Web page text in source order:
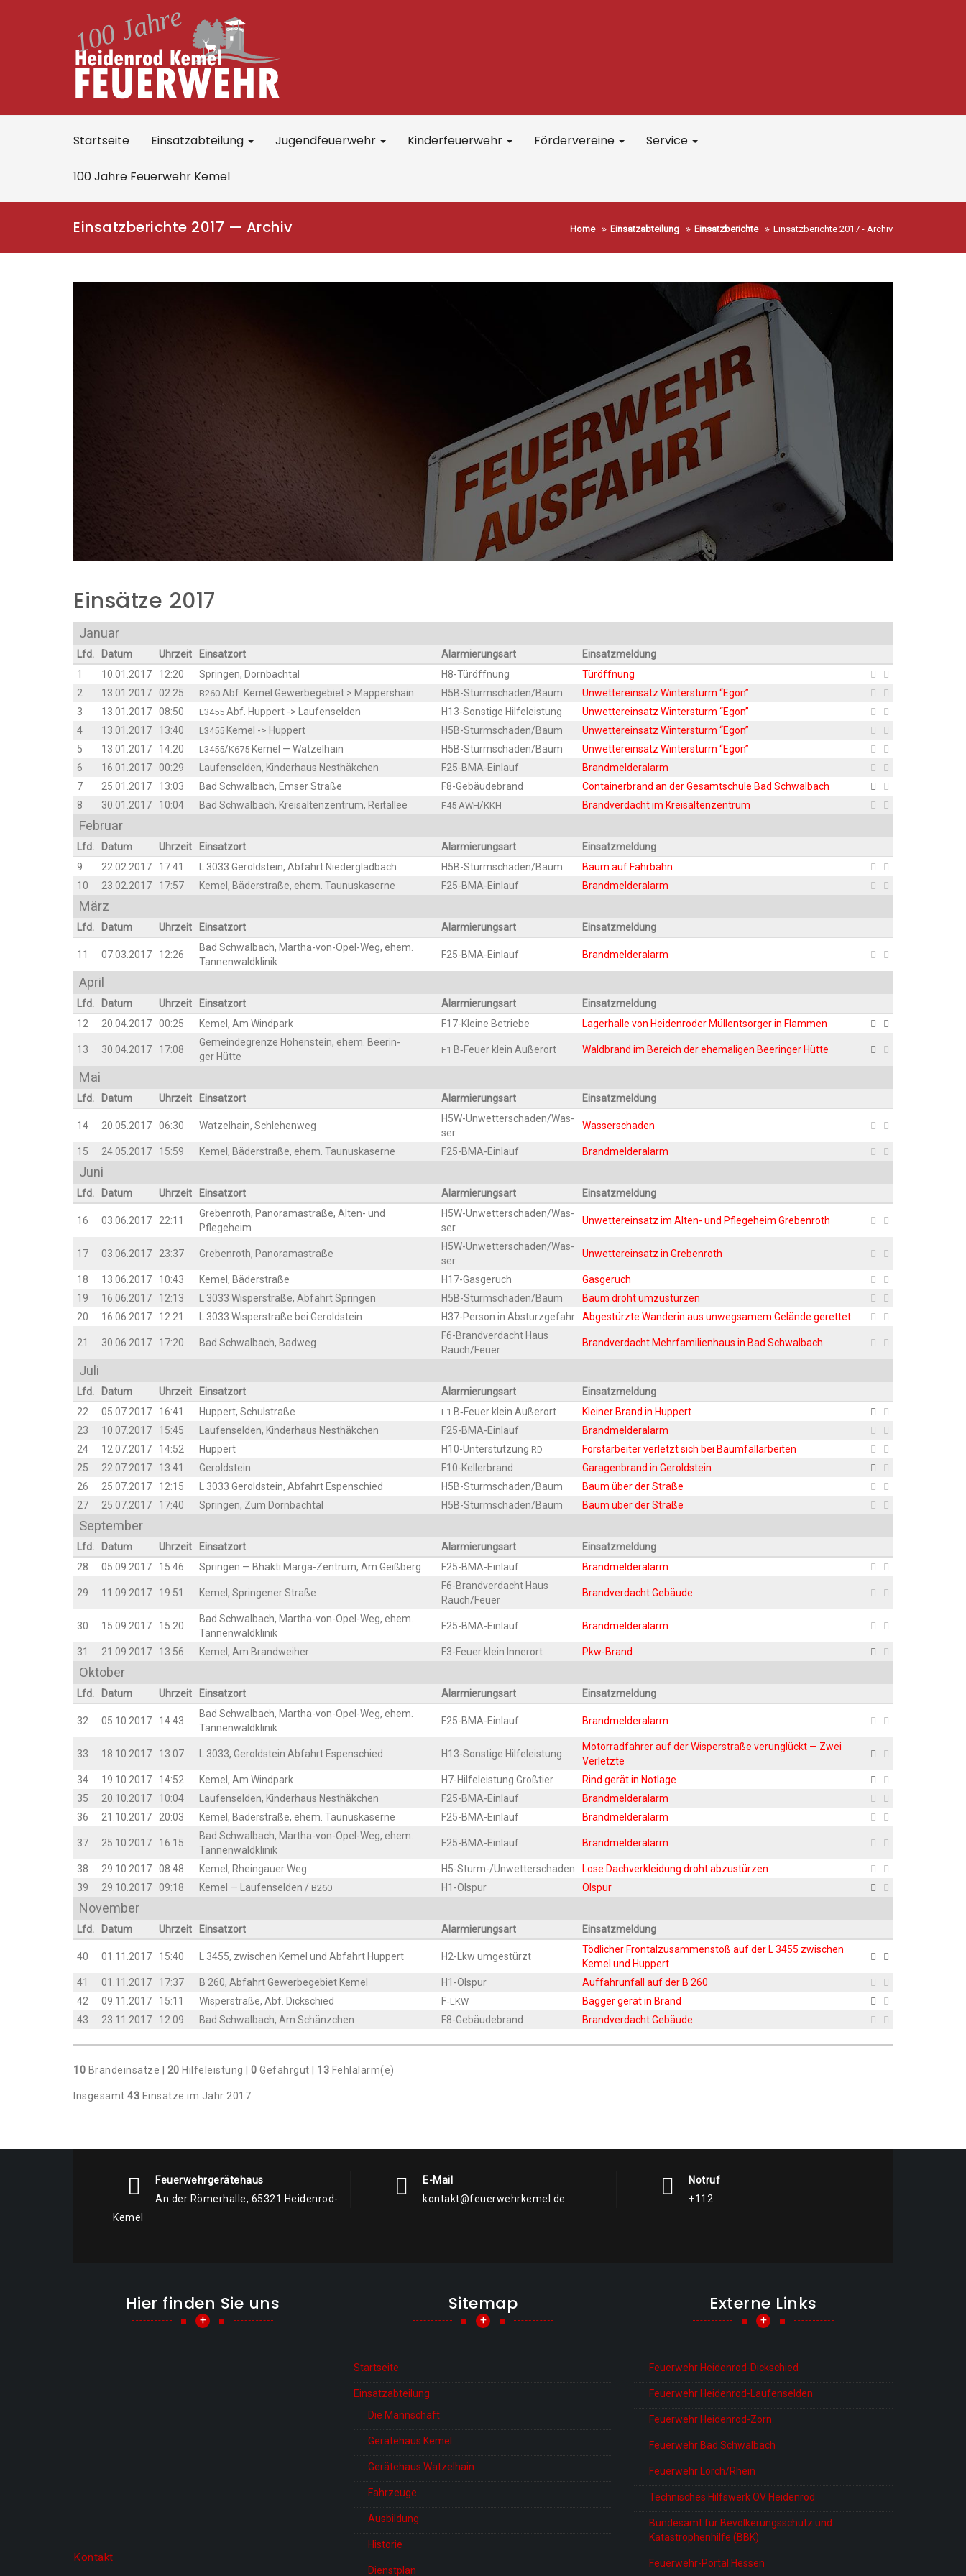
Startseite Einsatzabteilung Jugendfeuerwehr Kinderfeuerwehr Fördervereine Service
100 Jahre Feuerwehr Kemel
Einsatzberichte 2017 — Archiv Home Einsatzabteilung Einsatzberichte Einsatzberichte 2017 - Archiv
Einsätze 2017
Janu­ar
Lfd. Datum Uhr­zeit Ein­satz­ort Alar­mie­rungs­art
Ein­satz­mel­dung
1
10.01.2017 12:20 Sprin­gen, Dornbachtal H8-Tür­öff­nung
Tür­öff­nung
2
13.01.2017 02:25 B260 Abf. Kemel Gewer­be­ge­biet > Mappershain H5B-Sturm­scha­den/­Baum
Unwet­ter­ein­satz Win­ter­sturm “Egon”
3
13.01.2017 08:50 L3455 Abf. Hup­pert -> Laufenselden H13-Sons­ti­ge Hilfeleistung
Unwet­ter­ein­satz Win­ter­sturm “Egon”
4
13.01.2017 13:40 L3455 Kemel -> Huppert H5B-Sturm­scha­den/­Baum
Unwet­ter­ein­satz Win­ter­sturm “Egon”
5
13.01.2017 14:20 L3455/K675 Kemel — Watzelhain H5B-Sturm­scha­den/­Baum
Unwet­ter­ein­satz Win­ter­sturm “Egon”
6
16.01.2017 00:29 Lau­fen­sel­den, Kin­der­haus Nesthäkchen F25-BMA-Ein­lauf
Brand­mel­deralarm
7
25.01.2017 13:03 Bad Schwal­bach, Emser Straße F8-Gebäu­de­brand
Con­tai­ner­brand an der Gesamt­schu­le Bad Schwalbach
8
30.01.2017 10:04 Bad Schwal­bach, Kreis­al­ten­zen­trum, Reitallee F45-AWH/KKH Brand­ver­dacht im Kreisaltenzentrum
Febru­ar
Lfd. Datum Uhr­zeit Ein­satz­ort Alar­mie­rungs­art
Ein­satz­mel­dung
9
22.02.2017 17:41 L 3033 Gerold­stein, Abfahrt Niedergladbach H5B-Sturm­scha­den/­Baum
Baum auf Fahrbahn
10
23.02.2017 17:57 Kemel, Bäder­stra­ße, ehem. Taunuskaserne F25-BMA-Ein­lauf Brand­mel­deralarm
März
Lfd. Datum Uhr­zeit Ein­satz­ort Alar­mie­rungs­art Ein­satz­mel­dung
11 07.03.2017 12:26
Bad Schwal­bach, Mar­tha-von-Opel-Weg, ehem.
Tannenwaldklinik
F25-BMA-Ein­lauf Brand­mel­deralarm
April
Lfd. Datum Uhr­zeit Ein­satz­ort Alar­mie­rungs­art
Ein­satz­mel­dung
12
20.04.2017 00:25 Kemel, Am Windpark F17-Klei­ne Betriebe Lager­hal­le von Hei­den­ro­der Müll­ent­sor­ger in Flammen
13 30.04.2017 17:08
Gemein­de­gren­ze Hohen­stein, ehem. Beer­in­
ger Hütte
F1 B‑Feuer klein Außerort Wald­brand im Bereich der ehe­ma­li­gen Beer­in­ger Hütte
Mai
Lfd. Datum Uhr­zeit Ein­satz­ort Alar­mie­rungs­art Ein­satz­mel­dung
14 20.05.2017 06:30 Wat­zel­hain, Schlehenweg
H5W-Unwet­ter­scha­den/­Was­
ser
Was­ser­scha­den
15 24.05.2017 15:59 Kemel, Bäder­stra­ße, ehem. Taunuskaserne F25-BMA-Ein­lauf Brand­mel­deralarm
Juni
Lfd. Datum Uhr­zeit Ein­satz­ort Alar­mie­rungs­art Ein­satz­mel­dung
16 03.06.2017 22:11
Gre­ben­roth, Pan­ora­ma­stra­ße, Alten- und
Pflegeheim
H5W-Unwet­ter­scha­den/­Was­
ser
Unwet­ter­ein­satz im Alten- und Pfle­ge­heim Grebenroth
17 03.06.2017 23:37 Gre­ben­roth, Panoramastraße
H5W-Unwet­ter­scha­den/­Was­
ser
Unwet­ter­ein­satz in Grebenroth
18 13.06.2017 10:43 Kemel, Bäder­stra­ße H17-Gas­ge­ruch
Gas­ge­ruch
19
16.06.2017 12:13 L 3033 Wis­per­stra­ße, Abfahrt Springen H5B-Sturm­scha­den/­Baum
Baum droht umzustürzen
20
16.06.2017 12:21 L 3033 Wis­per­stra­ße bei Geroldstein H37-Per­son in Absturzgefahr Abge­stürz­te Wan­de­rin aus unweg­sa­mem Gelän­de gerettet
21 30.06.2017 17:20 Bad Schwal­bach, Badweg
F6-Brand­ver­dacht Haus
Rauch/Feuer
Brand­ver­dacht Mehr­fa­mi­li­en­haus in Bad Schwalbach
Juli
Lfd. Datum Uhr­zeit Ein­satz­ort Alar­mie­rungs­art
Ein­satz­mel­dung
22
05.07.2017 16:41 Hup­pert, Schulstraße F1 B‑Feuer klein Außerort
Klei­ner Brand in Huppert
23
10.07.2017 15:45 Lau­fen­sel­den, Kin­der­haus Nesthäkchen F25-BMA-Ein­lauf
Brand­mel­deralarm
24
12.07.2017 14:52 Hup­pert H10-Unter­stüt­zung RD
Forst­ar­bei­ter ver­letzt sich bei Baumfällarbeiten
25
22.07.2017 13:41 Gerold­stein F10-Kel­ler­brand
Gara­gen­brand in Geroldstein
26
25.07.2017 12:15 L 3033 Gerold­stein, Abfahrt Espenschied H5B-Sturm­scha­den/­Baum
Baum über der Straße
27
25.07.2017 17:40 Sprin­gen, Zum Dornbachtal H5B-Sturm­scha­den/­Baum Baum über der Straße
Sep­tem­ber
Lfd. Datum Uhr­zeit Ein­satz­ort Alar­mie­rungs­art
Ein­satz­mel­dung
28
05.09.2017 15:46 Sprin­gen — Bhak­ti Mar­ga-Zen­trum, Am Geißberg F25-BMA-Ein­lauf Brand­mel­deralarm
29 11.09.2017 19:51 Kemel, Sprin­ge­ner Straße
F6-Brand­ver­dacht Haus
Rauch/Feuer
Brand­ver­dacht Gebäude
30 15.09.2017 15:20
Bad Schwal­bach, Mar­tha-von-Opel-Weg, ehem.
Tannenwaldklinik
F25-BMA-Ein­lauf Brand­mel­deralarm
31 21.09.2017 13:56 Kemel, Am Brandweiher F3-Feu­er klein Innerort Pkw-Brand
Okto­ber
Lfd. Datum Uhr­zeit Ein­satz­ort Alar­mie­rungs­art Ein­satz­mel­dung
32 05.10.2017 14:43
Bad Schwal­bach, Mar­tha-von-Opel-Weg, ehem.
Tannenwaldklinik
F25-BMA-Ein­lauf Brand­mel­deralarm
33 18.10.2017 13:07 L 3033, Gerold­stein Abfahrt Espenschied H13-Sons­ti­ge Hilfeleistung
Motor­rad­fah­rer auf der Wis­per­stra­ße ver­un­glückt — Zwei
Verletzte
34
19.10.2017 14:52 Kemel, Am Windpark H7-Hil­fe­leis­tung Großtier
Rind gerät in Notlage
35
20.10.2017 10:04 Lau­fen­sel­den, Kin­der­haus Nesthäkchen F25-BMA-Ein­lauf
Brand­mel­deralarm
36
21.10.2017 20:03 Kemel, Bäder­stra­ße, ehem. Taunuskaserne F25-BMA-Ein­lauf Brand­mel­deralarm
37 25.10.2017 16:15
Bad Schwal­bach, Mar­tha-von-Opel-Weg, ehem.
Tannenwaldklinik
F25-BMA-Ein­lauf Brand­mel­deralarm
38 29.10.2017 08:48 Kemel, Rhein­gau­er Weg H5-Sturm-/Un­wet­ter­scha­den
Lose Dach­ver­klei­dung droht abzustürzen
39
29.10.2017 09:18 Kemel — Lau­fen­sel­den / B260 H1-Ölspur Ölspur
Novem­ber
Lfd. Datum Uhr­zeit Ein­satz­ort Alar­mie­rungs­art Ein­satz­mel­dung
40 01.11.2017 15:40 L 3455, zwi­schen Kemel und Abfahrt Huppert H2-Lkw umge­stürzt
Töd­li­cher Fron­tal­zu­sam­men­stoß auf der L 3455 zwi­schen
Kemel und Huppert
41
01.11.2017 17:37 B 260, Abfahrt Gewer­be­ge­biet Kemel H1-Ölspur
Auf­fahr­un­fall auf der B 260
42
09.11.2017 15:11 Wis­per­stra­ße, Abf. Dickschied F‑LKW
Bag­ger gerät in Brand
43
23.11.2017 12:09 Bad Schwal­bach, Am Schänzchen F8-Gebäu­de­brand Brand­ver­dacht Gebäude
10 Brand­ein­sät­ze | 20 Hil­fe­leis­tung | 0 Gefahr­gut | 13 Fehlalarm(e)
Ins­ge­samt 43 Ein­sät­ze im Jahr 2017
Feuerwehrgerätehaus
An der Römerhalle, 65321 Heidenrod-
Kemel
E-Mail
kontakt@feuerwehrkemel.de
Notruf
+112
Hier finden Sie uns
+
Kontakt
Sitemap
+
Startseite
Einsatzabteilung
Die Mannschaft
Gerätehaus Kemel
Gerätehaus Watzelhain
Fahrzeuge
Ausbildung
Historie
Dienstplan
Externe Links
+
Feuerwehr Heidenrod-Dickschied
Feuerwehr Heidenrod-Laufenselden
Feuerwehr Heidenrod-Zorn
Feuerwehr Bad Schwalbach
Feuerwehr Lorch/Rhein
Technisches Hilfswerk OV Heidenrod
Bundesamt für Bevölkerungsschutz und
Katastrophenhilfe (BBK)
Feuerwehr-Portal Hessen